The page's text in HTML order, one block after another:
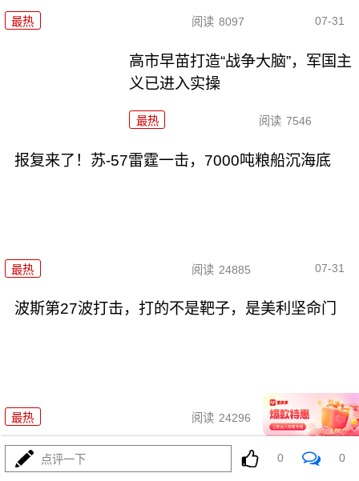
最热 阅读 8097 07-31
高市早苗打造“战争大脑”，军国主
义已进入实操
最热 阅读 7546
报复来了！苏-57雷霆一击，7000吨粮船沉海底
最热 阅读 24885 07-31
波斯第27波打击，打的不是靶子，是美利坚命门
最热 阅读 24296 07-31
岐阜基地2枚新导弹，把东瀛军国
点评一下 0 0